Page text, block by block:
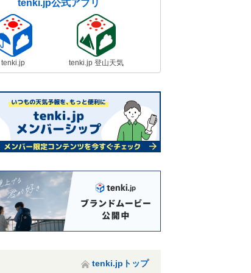
tenki.jp公式アプリ
tenki.jp tenki.jp 登山天気
tenki.jpトップ